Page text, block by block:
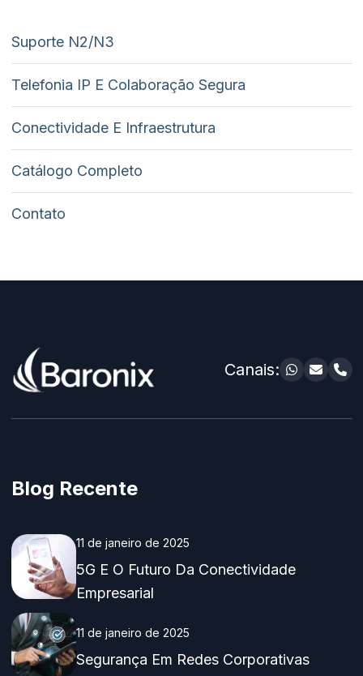
Suporte N2/N3
Telefonia IP E Colaboração Segura
Conectividade E Infraestrutura
Catálogo Completo
Contato
Canais:
Blog Recente
11 de janeiro de 2025
5G E O Futuro Da Conectividade
Empresarial
11 de janeiro de 2025
Segurança Em Redes Corporativas